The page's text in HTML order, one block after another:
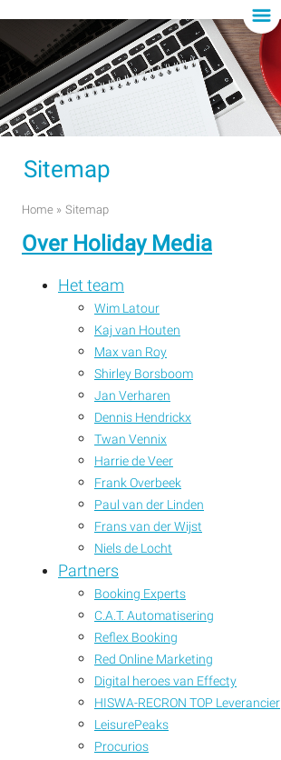
Sitemap
Home » Sitemap
Over Holiday Media
Het team
Wim Latour
Kaj van Houten
Max van Roy
Shirley Borsboom
Jan Verharen
Dennis Hendrickx
Twan Vennix
Harrie de Veer
Frank Overbeek
Paul van der Linden
Frans van der Wijst
Niels de Locht
Partners
Booking Experts
C.A.T. Automatisering
Reflex Booking
Red Online Marketing
Digital heroes van Effecty
HISWA-RECRON TOP Leverancier
LeisurePeaks
Procurios